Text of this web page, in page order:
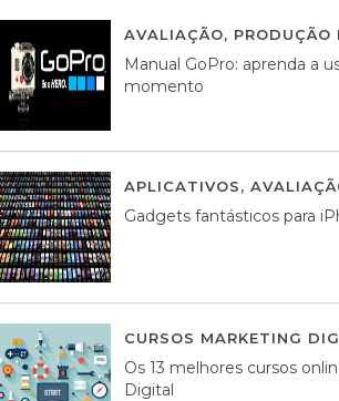
AVALIAÇÃO,
Manual GoPro: aprenda a
momento
APLICATIVOS,
Gadgets fantásticos para
CURSOS MARKETING
Os 13 melhores cursos
Digital